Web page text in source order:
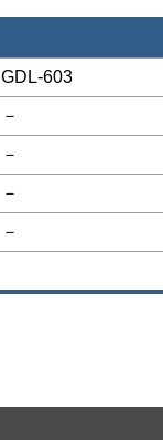
GDL-603
－
－
－
－